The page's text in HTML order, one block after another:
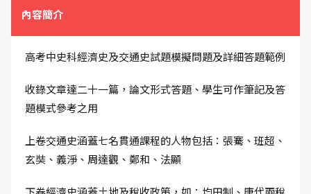
內容簡介
高考中史科經濟史及交通史試題模擬問題及詳細答題範例
收錄文章達二十一篇，論文形式答題、學生可作筆記及答
題模式參考之用
上卷交通史涵蓋七名貫通課程的人物包括：張騫、班超、
玄奘、義淨、周達觀、鄭和、法顯